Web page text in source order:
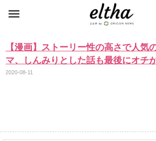
【漫画】ストーリー性の高さで人気
マ、しんみりとした話も最後にオチ
2020-08-11